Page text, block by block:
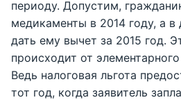
периоду. Допустим,
медикаменты в 2014 году, а в
дать ему вычет за 2015 год.
происходит от
Ведь налоговая льгота
тот год, когда заявитель